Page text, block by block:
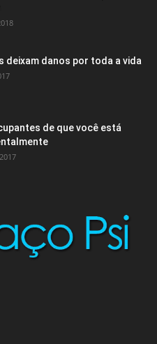
deixam danos por toda a vida
de que você está